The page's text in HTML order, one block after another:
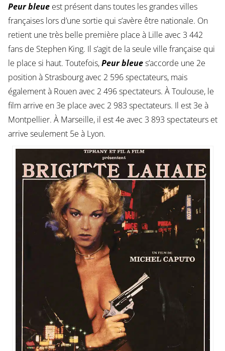
Peur bleueest présent dans toutes les grandes villes
françaises lors d’une sortie qui s’avère être nationale. On
retient une très belle première place à Lille avec 3 442
fans de Stephen King. Il s’agit de la seule ville française qui
le place si haut. Toutefois,Peur bleues’accorde une 2e
position à Strasbourg avec 2 596 spectateurs, mais
également à Rouen avec 2 496 spectateurs. À Toulouse, le
film arrive en 3e place avec 2 983 spectateurs. Il est 3e à
Montpellier. À Marseille, il est 4e avec 3 893 spectateurs et
arrive seulement 5e à Lyon.